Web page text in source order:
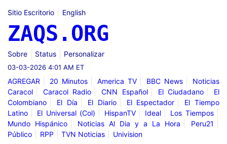
Sitio Escritorio English
ZAQS.ORG
Sobre Status Personalizar
03-03-2026 4:01 AM ET
AGREGAR 20 Minutos America TV BBC News
Noticias
Caracol
Caracol Radio CNN Español El Ciudadano
El
Colombiano
El Día El Diario El Espectador
El Tiempo
Latino
El Universal (Col) HispanTV Ideal
Los Tiempos
Mundo Hispánico
Noticias Al Dia y a La Hora
Peru21
Público
RPP TVN Noticias Univision